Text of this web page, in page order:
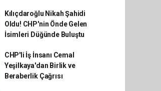
Kılıçdaroğlu Nikah Şahidi
Oldu! CHP'nin Önde Gelen
İsimleri Düğünde Buluştu
CHP'li İş İnsanı Cemal
Yeşilkaya'dan Birlik ve
Beraberlik Çağrısı